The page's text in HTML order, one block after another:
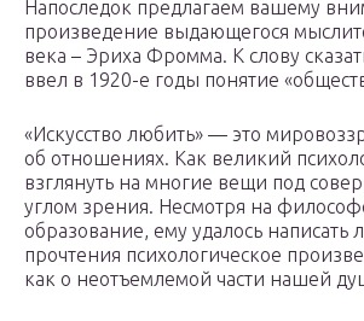
Напоследок предлагаем вашему
произведение выдающегося
века – Эриха Фромма. К слову
ввел в 1920-е годы понятие
«Искусство любить» — это
об отношениях. Как великий
взглянуть на многие вещи под
углом зрения. Несмотря на
образование, ему удалось написать
прочтения психологическое
как о неотъемлемой части нашей